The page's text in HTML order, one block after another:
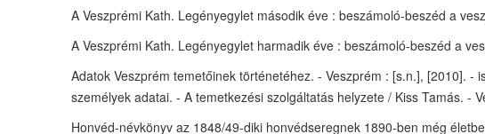
A Veszprémi Kath. Legényegylet második éve : beszámoló-beszéd a
A Veszprémi Kath. Legényegylet harmadik éve : beszámoló-beszéd a
Adatok Veszprém temetőinek történetéhez. - Veszprém : [s.n.], [2010].
személyek adatai. - A temetkezési szolgáltatás helyzete / Kiss Tamás. -
Honvéd-névkönyv az 1848/49-diki honvédseregnek 1890-ben még